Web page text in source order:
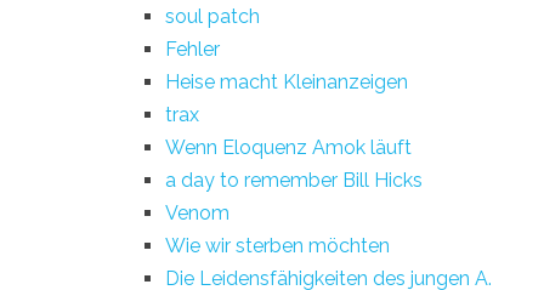
soul patch
Fehler
Heise macht Kleinanzeigen
trax
Wenn Eloquenz Amok läuft
a day to remember Bill Hicks
Venom
Wie wir sterben möchten
Die Leidensfähigkeiten des jungen A.